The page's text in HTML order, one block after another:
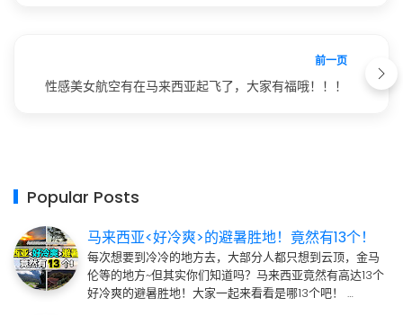
前一页
性感美女航空有在马来西亚起飞了，大家有福哦！！！
Popular Posts
马来西亚<好冷爽>的避暑胜地！竟然有13个！
每次想要到冷冷的地方去，大部分人都只想到云顶，金马
伦等的地方~但其实你们知道吗？马来西亚竟然有高达13个
好冷爽的避暑胜地！大家一起来看看是哪13个吧！ …